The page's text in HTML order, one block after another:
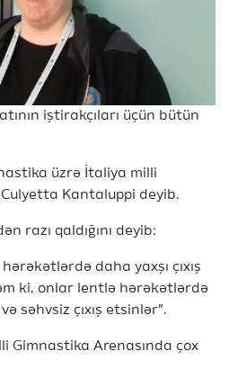
iştirakçıları üçün bütün
üzrə İtaliya milli
Culyetta Kantaluppi deyib.
razı qaldığını deyib:
daha yaxşı çıxış
ki, onlar lentlə hərəkətlərdə
səhvsiz çıxış etsinlər”.
Gimnastika Arenasında çox